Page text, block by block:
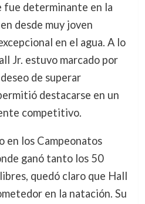
fue determinante en la
desde muy joven
en el agua. A lo
Jr. estuvo marcado por
de superar
destacarse en un
competitivo.
en los Campeonatos
ganó tanto los 50
quedó claro que Hall
en la natación. Su